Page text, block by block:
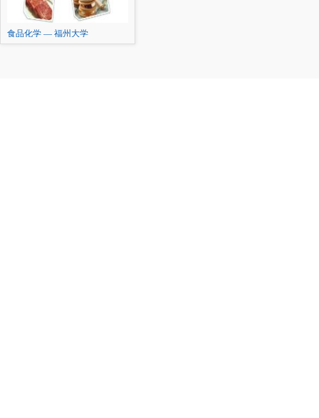
食品化学 — 福州大学